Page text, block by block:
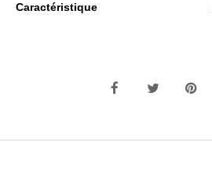
Caractéristique